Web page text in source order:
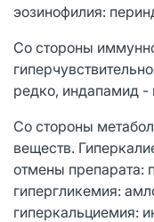
эозинофилия:
Со стороны
редко, индапамид -
Со стороны
веществ.
отмены препарата:
гипергликемия:
гиперкальциемия: